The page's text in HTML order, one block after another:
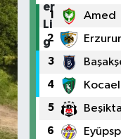
1 Amed
2
3
4
5
6